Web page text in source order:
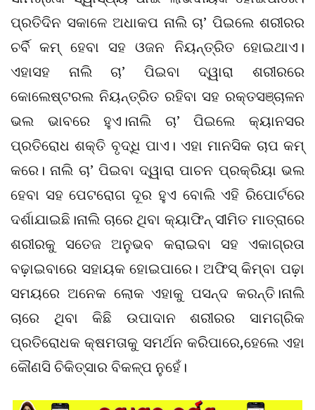
ପ୍ରତିଦିନ ସକାଳେ ଅଧାକପ ନାଲି ଚା’ ପିଇଲେ ଶରୀରର
ଚର୍ବି କମ୍‌ ହେବା ସହ ଓଜନ ନିୟନ୍ତ୍ରିତ ହୋଇଥାଏ।
ଏହାସହ ନାଲି ଚା’ ପିଇବା ଦ୍ୱାରା ଶରୀରରେ
କୋଲେଷ୍ଟରଲ ନିୟନ୍ତ୍ରିତ ରହିବା ସହ ରକ୍ତସଞ୍ଚାଳନ
ଭଲ ଭାବରେ ହୁଏ।ନାଲି ଚା’ ପିଇଲେ କ୍ୟାନସର
ପ୍ରତିରୋଧ ଶକ୍ତି ବୃଦ୍ଧି ପାଏ। ଏହା ମାନସିକ ଚାପ କମ୍‌
କରେ। ନାଲି ଚା’ ପିଇବା ଦ୍ୱାରା ପାଚନ ପ୍ରକ୍ରିୟା ଭଲ
ହେବା ସହ ପେଟରୋଗ ଦୂର ହୁଏ ବୋଲି ଏହି ରିପୋର୍ଟରେ
ଦର୍ଶାଯାଇଛି।ନାଲି ଚାରେ ଥିବା କ୍ୟାଫିନ୍ ସୀମିତ ମାତ୍ରାରେ
ଶରୀରକୁ ସତେଜ ଅନୁଭବ କରାଇବା ସହ ଏକାଗ୍ରତା
ବଢ଼ାଇବାରେ ସହାୟକ ହୋଇପାରେ। ଅଫିସ୍ କିମ୍ବା ପଢ଼ା
ସମୟରେ ଅନେକ ଲୋକ ଏହାକୁ ପସନ୍ଦ କରନ୍ତି।ନାଲି
ଚାରେ ଥିବା କିଛି ଉପାଦାନ ଶରୀରର ସାମଗ୍ରିକ
ପ୍ରତିରୋଧକ କ୍ଷମତାକୁ ସମର୍ଥନ କରିପାରେ,ହେଲେ ଏହା
କୌଣସି ଚିକିତ୍ସାର ବିକଳ୍ପ ନୁହେଁ।